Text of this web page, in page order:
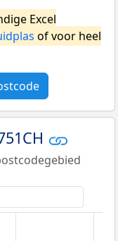
Excel
of voor heel